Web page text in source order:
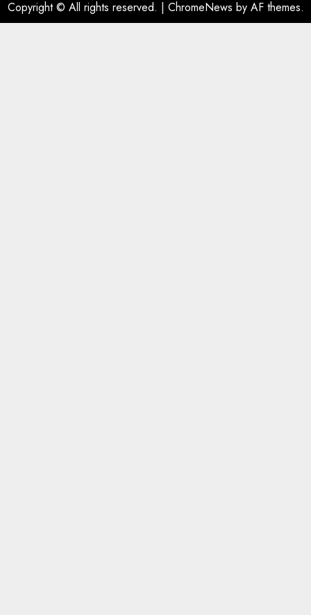
Copyright © All rights reserved. | ChromeNews by AF themes.